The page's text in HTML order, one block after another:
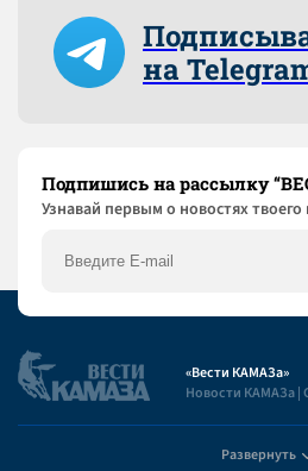
на
Подпишись на рассылку
Узнaвай первым о новостях твоего
«Вести КАМАЗа»
Новости КАМАЗа |
Развернуть